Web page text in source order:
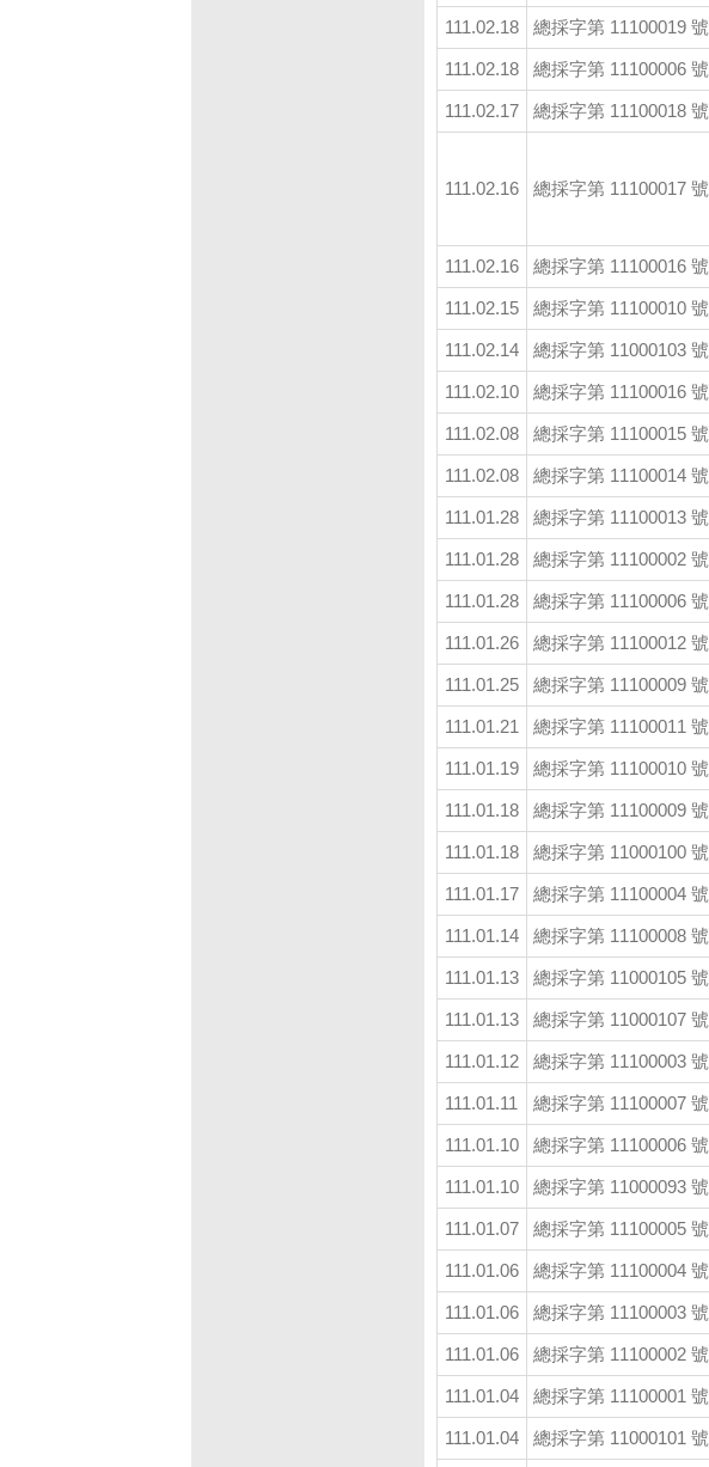
111.02.18 總採字第 11100019 號
111.02.18 總採字第 11100006 號
111.02.17 總採字第 11100018 號
111.02.16 總採字第 11100017 號
111.02.16 總採字第 11100016 號
111.02.15 總採字第 11100010 號
111.02.14 總採字第 11000103 號
111.02.10 總採字第 11100016 號
111.02.08 總採字第 11100015 號
111.02.08 總採字第 11100014 號
111.01.28 總採字第 11100013 號
111.01.28 總採字第 11100002 號
111.01.28 總採字第 11100006 號
111.01.26 總採字第 11100012 號
111.01.25 總採字第 11100009 號
111.01.21 總採字第 11100011 號
111.01.19 總採字第 11100010 號
111.01.18 總採字第 11100009 號
111.01.18 總採字第 11000100 號
111.01.17 總採字第 11100004 號
111.01.14 總採字第 11100008 號
111.01.13 總採字第 11000105 號
111.01.13 總採字第 11000107 號
111.01.12 總採字第 11100003 號
111.01.11 總採字第 11100007 號
111.01.10 總採字第 11100006 號
111.01.10 總採字第 11000093 號
111.01.07 總採字第 11100005 號
111.01.06 總採字第 11100004 號
111.01.06 總採字第 11100003 號
111.01.06 總採字第 11100002 號
111.01.04 總採字第 11100001 號
111.01.04 總採字第 11000101 號